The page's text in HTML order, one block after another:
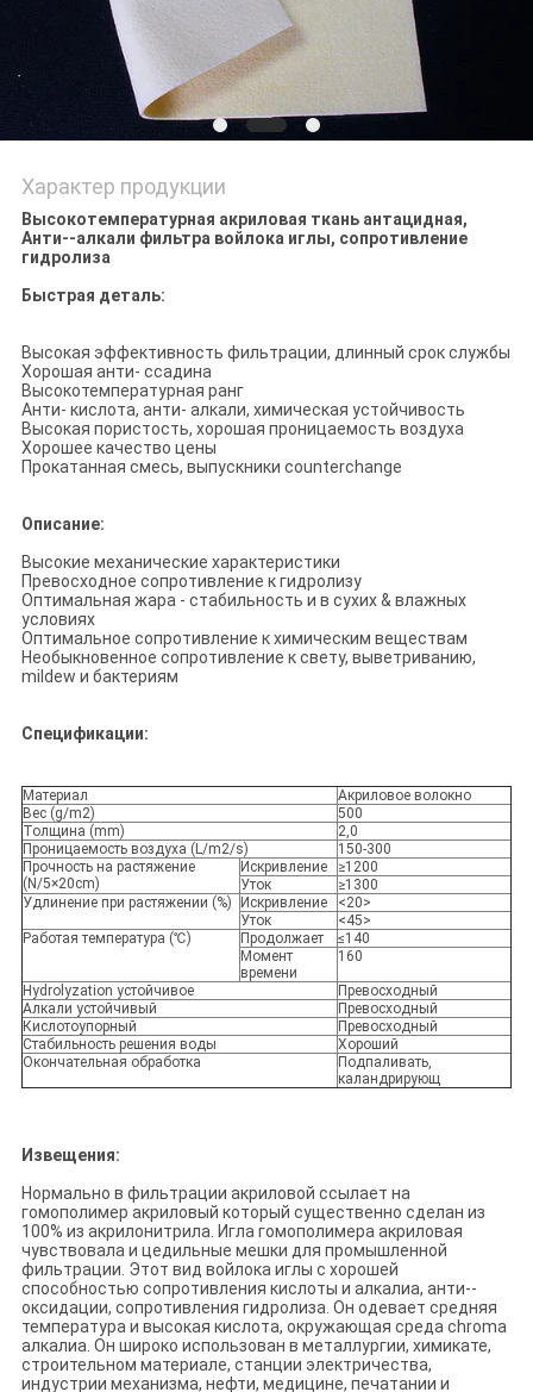
Характер продукции
Высокотемпературная акриловая ткань антацидная,
Анти--алкали фильтра войлока иглы, сопротивление
гидролиза
Быстрая деталь:
Высокая эффективность фильтрации, длинный срок службы
Хорошая анти- ссадина
Высокотемпературная ранг
Анти- кислота, анти- алкали, химическая устойчивость
Высокая пористость, хорошая проницаемость воздуха
Хорошее качество цены
Прокатанная смесь, выпускники counterchange
Описание:
Высокие механические характеристики
Превосходное сопротивление к гидролизу
Оптимальная жара - стабильность и в сухих & влажных
условиях
Оптимальное сопротивление к химическим веществам
Необыкновенное сопротивление к свету, выветриванию,
mildew и бактериям
Спецификации:
Материал
Акриловое волокно
Вес (g/m2)
500
Толщина (mm)
2,0
Проницаемость воздуха (L/m2/s)
150-300
Прочность на растяжение
(N/5×20cm)
Искривление
≥1200
Уток
≥1300
Удлинение при растяжении (%)
Искривление
<20>
Уток
<45>
Работая температура (℃)
Продолжает
≤140
Момент
времени
160
Hydrolyzation устойчивое
Превосходный
Алкали устойчивый
Превосходный
Кислотоупорный
Превосходный
Стабильность решения воды
Хороший
Окончательная обработка
Подпаливать,
каландрирующ
Извещения:
Нормально в фильтрации акриловой ссылает на
гомополимер акриловый который существенно сделан из
100% из акрилонитрила. Игла гомополимера акриловая
чувствовала и цедильные мешки для промышленной
фильтрации. Этот вид войлока иглы с хорошей
способностью сопротивления кислоты и алкалиа, анти--
оксидации, сопротивления гидролиза. Он одевает средняя
температура и высокая кислота, окружающая среда chroma
алкалиа. Он широко использован в металлургии, химикате,
строительном материале, станции электричества,
индустрии механизма, нефти, медицине, печатании и